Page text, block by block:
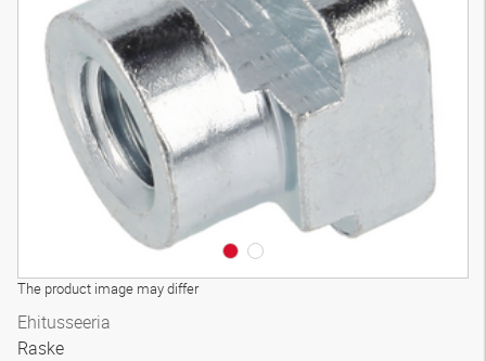
The product image may differ
Ehitusseeria
Raske